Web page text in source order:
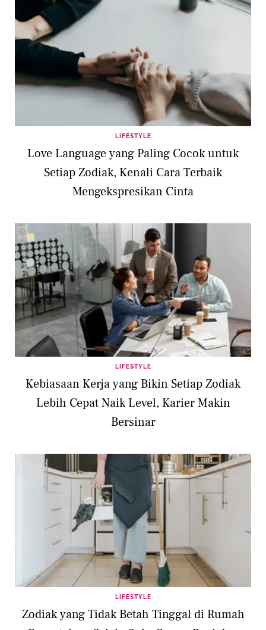
LIFESTYLE
Love Language yang Paling Cocok untuk
Setiap Zodiak, Kenali Cara Terbaik
Mengekspresikan Cinta
LIFESTYLE
Kebiasaan Kerja yang Bikin Setiap Zodiak
Lebih Cepat Naik Level, Karier Makin
Bersinar
LIFESTYLE
Zodiak yang Tidak Betah Tinggal di Rumah